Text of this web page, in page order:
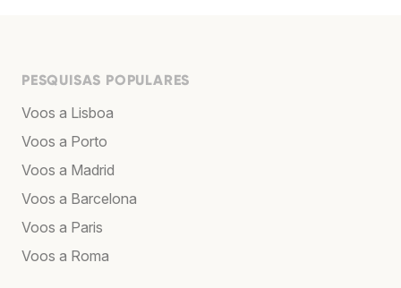
PESQUISAS POPULARES
Voos a Lisboa
Voos a Porto
Voos a Madrid
Voos a Barcelona
Voos a Paris
Voos a Roma